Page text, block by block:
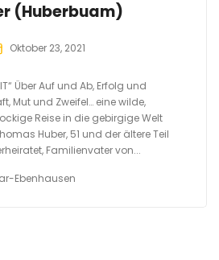
(Huberbuam)
Oktober 23, 2021
Über Auf und Ab, Erfolg und
Mut und Zweifel… eine wilde,
Reise in die gebirgige Welt
Huber, 51 und der ältere Teil
Familienvater von...
Ebenhausen